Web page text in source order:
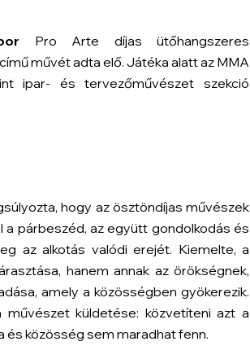
Pro Arte díjas ütőhangszeres
című művét adta elő. Játéka alatt az MMA
ipar- és tervezőművészet szekció
hogy az ösztöndíjas művészek
a párbeszéd, az együtt gondolkodás és
az alkotás valódi erejét. Kiemelte, a
hanem annak az örökségnek,
amely a közösségben gyökerezik.
küldetése: közvetíteni azt a
és közösség sem maradhat fenn.